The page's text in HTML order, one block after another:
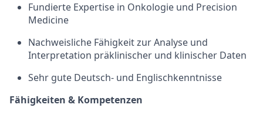
Fundierte Expertise in Onkologie und Precision
Medicine
Nachweisliche Fähigkeit zur Analyse und
Interpretation präklinischer und klinischer Daten
Sehr gute Deutsch- und Englischkenntnisse
Fähigkeiten & Kompetenzen